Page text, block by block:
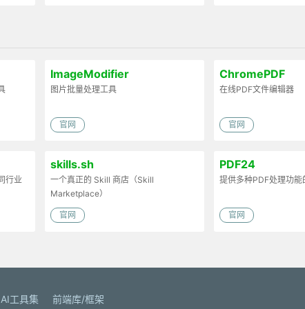
ImageModifier
图片批量处理工具
官网
ChromePDF
在线PDF文件编辑器
官网
行业
skills.sh
一个真正的 Skill 商店（Skill
Marketplace）
官网
PDF24
提供多种PDF处理功能
官网
AI工具集 前端库/框架